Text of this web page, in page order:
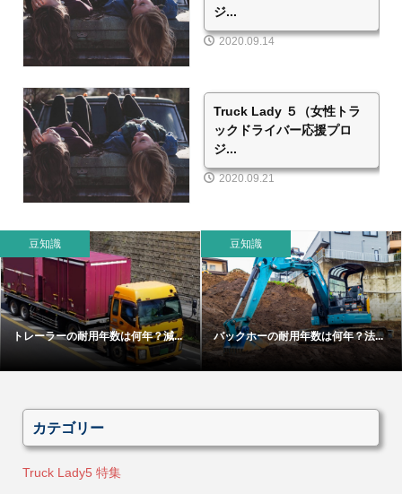
ジ...
2020.09.14
Truck Lady ５（女性トラ
ックドライバー応援プロ
ジ...
2020.09.21
豆知識
トレーラーの耐用年数は何年？減...
豆知識
バックホーの耐用年数は何年？法...
カテゴリー
Truck Lady5 特集